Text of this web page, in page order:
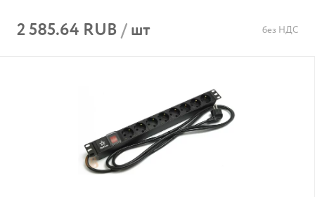
2 585.64 RUB/шт без НДС